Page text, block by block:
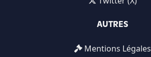
AUTRES
Mentions Légales